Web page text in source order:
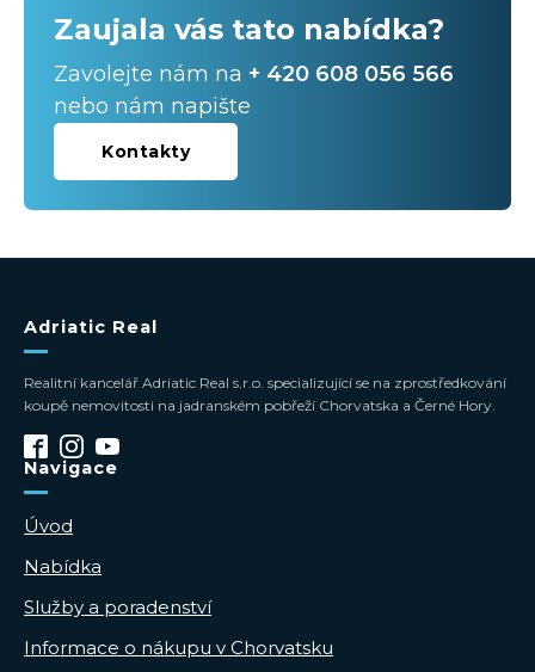
Zaujala vás tato nabídka?
Zavolejte nám na + 420 608 056 566
nebo nám napište
Kontakty
Adriatic Real
Realitní kancelář Adriatic Real s.r.o. specializující se na zprostředkování
koupě nemovitosti na jadranském pobřeží Chorvatska a Černé Hory.
Navigace
Úvod
Nabídka
Služby a poradenství
Informace o nákupu v Chorvatsku